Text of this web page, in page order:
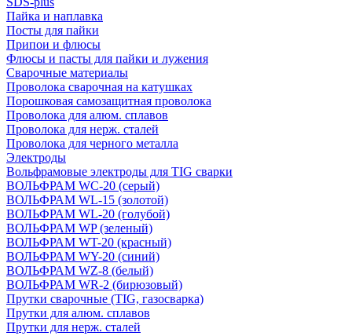
Пайка и наплавка
Посты для пайки
Припои и флюсы
Флюсы и пасты для пайки и лужения
Сварочные материалы
Проволока сварочная на катушках
Порошковая самозащитная проволока
Проволока для алюм. сплавов
Проволока для нерж. сталей
Проволока для черного металла
Электроды
Вольфрамовые электроды для TIG сварки
ВОЛЬФРАМ WC-20 (серый)
ВОЛЬФРАМ WL-15 (золотой)
ВОЛЬФРАМ WL-20 (голубой)
ВОЛЬФРАМ WP (зеленый)
ВОЛЬФРАМ WT-20 (красный)
ВОЛЬФРАМ WY-20 (синий)
ВОЛЬФРАМ WZ-8 (белый)
ВОЛЬФРАМ WR-2 (бирюзовый)
Прутки сварочные (TIG, газосварка)
Прутки для алюм. сплавов
Прутки для нерж. сталей